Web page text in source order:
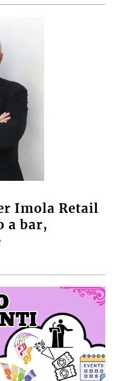
Imola Retail
a bar,